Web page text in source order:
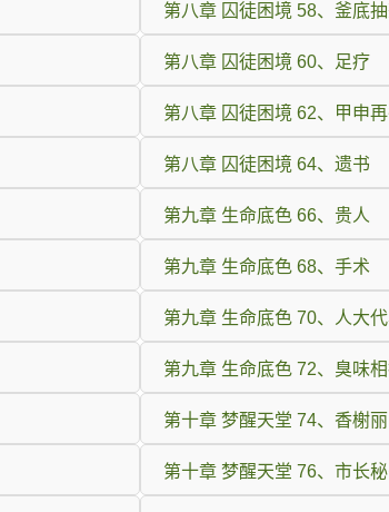
第八章 囚徒困境 58、釜底
第八章 囚徒困境 60、足疗
第八章 囚徒困境 62、甲申
第八章 囚徒困境 64、遗书
第九章 生命底色 66、贵人
第九章 生命底色 68、手术
第九章 生命底色 70、人大
第九章 生命底色 72、臭味
第十章 梦醒天堂 74、香榭
第十章 梦醒天堂 76、市长